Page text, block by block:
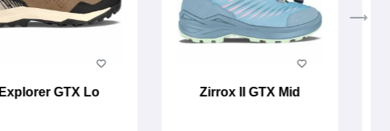
Explorer GTX Lo Zirrox II GTX Mid